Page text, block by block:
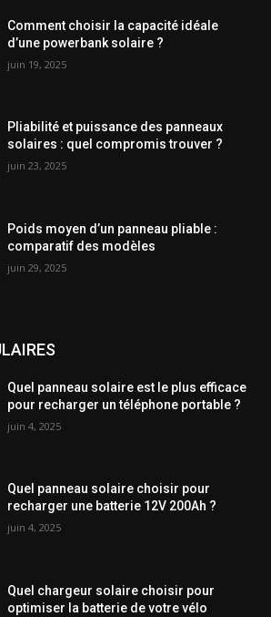
Comment choisir la capacité idéale
d’une powerbank solaire ?
juin 19, 2025
Pliabilité et puissance des panneaux
solaires : quel compromis trouver ?
juin 23, 2025
Poids moyen d’un panneau pliable :
comparatif des modèles
juin 29, 2025
Quel panneau solaire est le plus efficace
pour recharger un téléphone portable ?
juin 4, 2025
Quel panneau solaire choisir pour
recharger une batterie 12V 200Ah ?
juin 4, 2025
Quel chargeur solaire choisir pour
optimiser la batterie de votre vélo